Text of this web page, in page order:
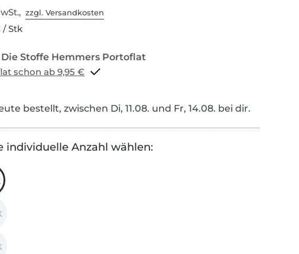
zzgl. Versandkosten
/ Stk
Portoflat schon ab 9,95 €
bestellt, zwischen Di, 11.08. und Fr, 14.08. bei dir.
individuelle Anzahl wählen: